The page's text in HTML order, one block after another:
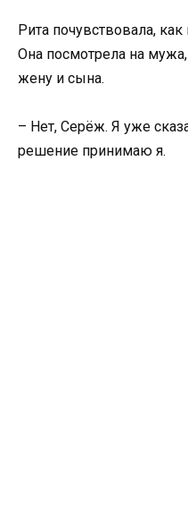
Рита почувствовала,
Она посмотрела на
жену и сына.
– Нет, Серёж. Я уже
решение принимаю я.